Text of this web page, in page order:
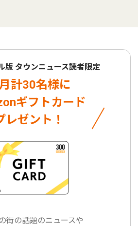
版 タウンニュース読者限定
計30名様に
ギフトカード
レゼント！
街の話題のニュースや